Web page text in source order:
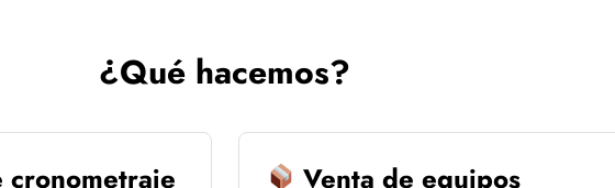
¿Qué hacemos?
Venta de equipos